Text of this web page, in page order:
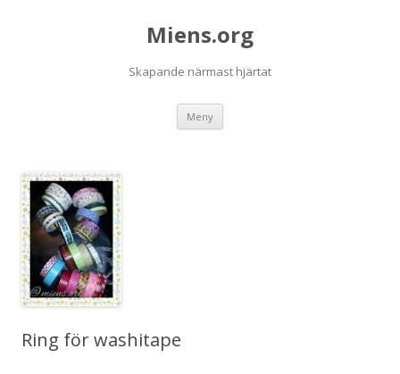
Miens.org
Skapande närmast hjärtat
Meny
Ring för washitape